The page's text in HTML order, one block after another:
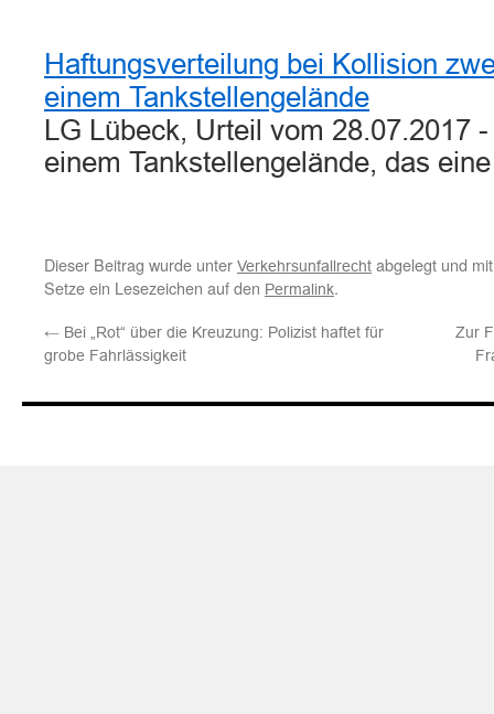
Haftungsverteilung bei Kollision
einem Tankstellengelände
LG Lübeck, Urteil vom 28.07.2017
einem Tankstellengelände, das
Dieser Beitrag wurde unter Verkehrsunfallrecht abgelegt und
Setze ein Lesezeichen auf den Permalink.
← Bei „Rot“ über die Kreuzung: Polizist haftet für
grobe Fahrlässigkeit
Zur